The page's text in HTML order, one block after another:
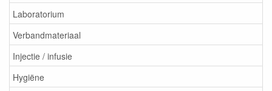
Laboratorium
Verbandmateriaal
Injectie / infusie
Hygiëne